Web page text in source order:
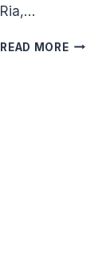
Ria,…
READ MORESAL